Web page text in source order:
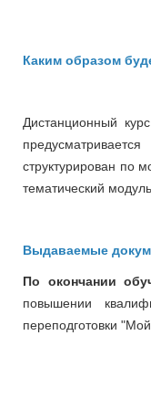
Каким образом
Дистанционный
структурирован по
тематический
Выдаваемые
По окончании
повышении
переподготовки